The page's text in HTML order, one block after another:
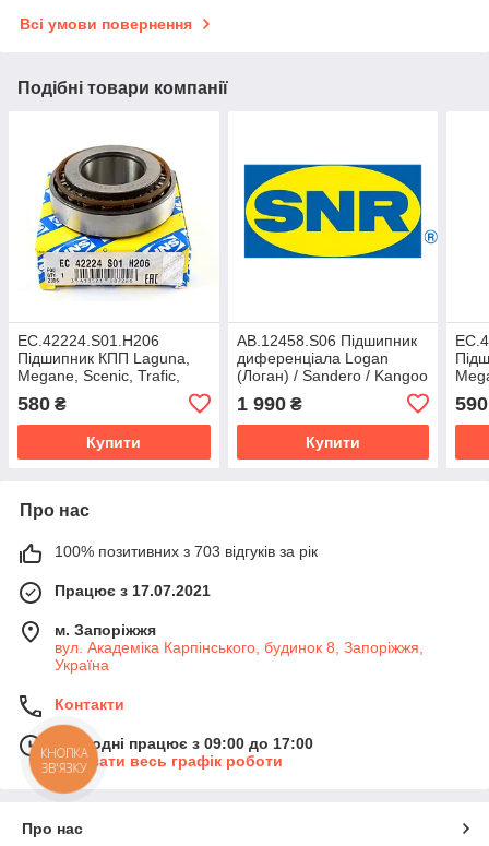
Всі умови повернення
Подібні товари компанії
EC.42224.S01.H206
Підшипник КПП Laguna,
Megane, Scenic, Trafic,
Opel Vivaro, Movano, Astra
SNR Франция
580 ₴
Купити
AB.12458.S06 Підшипник
диференціала Logan
(Логан) / Sandero / Kangoo
розмір:100х130х15 від
SNR
1 990₴
Купити
590
Про нас
100% позитивних з 703 відгуків за рік
Працює з 17.07.2021
м. Запоріжжя
вул. Академіка Карпінського, будинок 8, Запоріжжя,
Україна
Контакти
Сьогодні працює з 09:00 до 17:00
Показати весь графік роботи
Про нас
КНОПКА
ЗВ'ЯЗКУ